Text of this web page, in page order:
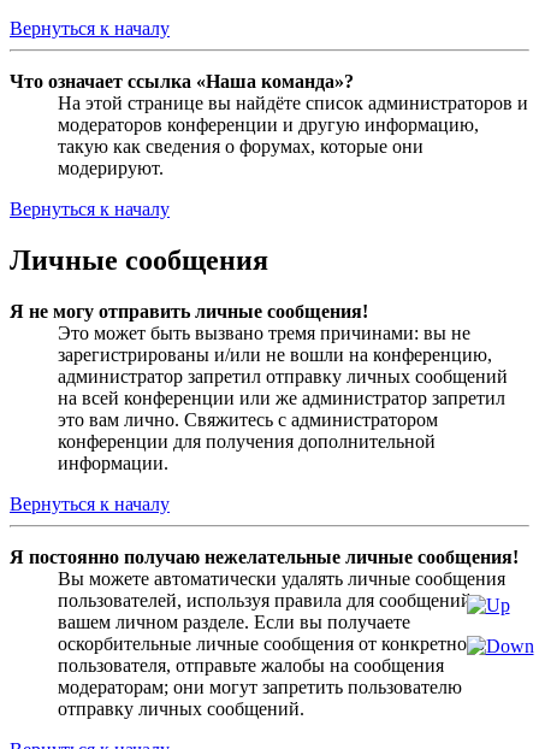
Вернуться к началу
Что означает ссылка «Наша команда»?
На этой странице вы найдёте список администраторов и
модераторов конференции и другую информацию,
такую как сведения о форумах, которые они
модерируют.
Вернуться к началу
Личные сообщения
Я не могу отправить личные сообщения!
Это может быть вызвано тремя причинами: вы не
зарегистрированы и/или не вошли на конференцию,
администратор запретил отправку личных сообщений
на всей конференции или же администратор запретил
это вам лично. Свяжитесь с администратором
конференции для получения дополнительной
информации.
Вернуться к началу
Я постоянно получаю нежелательные личные сообщения!
Вы можете автоматически удалять личные сообщения
пользователей, используя правила для сообщений в
вашем личном разделе. Если вы получаете
оскорбительные личные сообщения от конкретного
пользователя, отправьте жалобы на сообщения
модераторам; они могут запретить пользователю
отправку личных сообщений.